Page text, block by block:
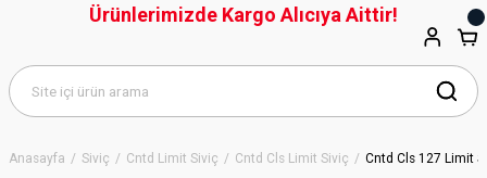
Anasayfa Siviç Cntd Limit Siviç Cntd Cls Limit Siviç Cntd Cls 127 Limit
Ürünlerimizde Kargo Alıcıya Aittir!